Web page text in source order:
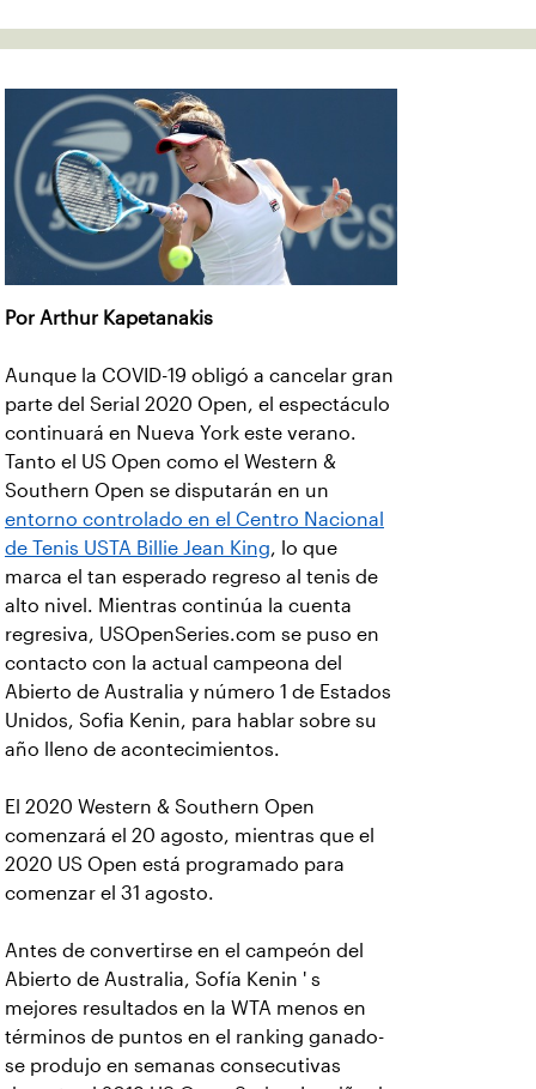
Por Arthur Kapetanakis
Aunque la COVID-19 obligó a cancelar gran
parte del Serial 2020 Open, el espectáculo
continuará en Nueva York este verano.
Tanto el US Open como el Western &
Southern Open se disputarán en un
entorno controlado en el Centro Nacional
de Tenis USTA Billie Jean King, lo que
marca el tan esperado regreso al tenis de
alto nivel. Mientras continúa la cuenta
regresiva, USOpenSeries.com se puso en
contacto con la actual campeona del
Abierto de Australia y número 1 de Estados
Unidos, Sofia Kenin, para hablar sobre su
año lleno de acontecimientos.
El 2020 Western & Southern Open
comenzará el 20 agosto, mientras que el
2020 US Open está programado para
comenzar el 31 agosto.
Antes de convertirse en el campeón del
Abierto de Australia, Sofía Kenin ' s
mejores resultados en la WTA menos en
términos de puntos en el ranking ganado-
se produjo en semanas consecutivas